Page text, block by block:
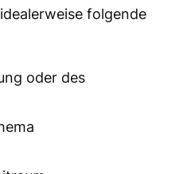
folgende
oder des